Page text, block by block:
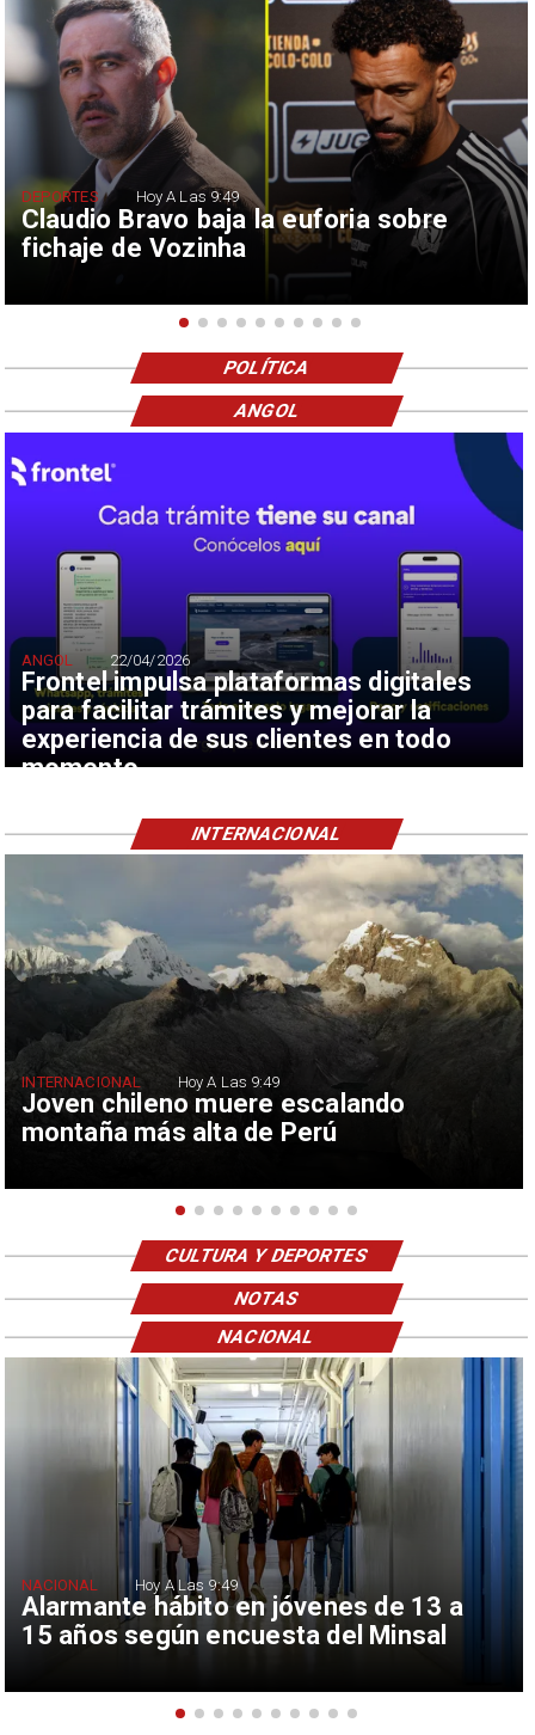
Claudio Bravo baja la euforia sobre
fichaje de Vozinha
DEPORTES Hoy A Las 9:49
POLÍTICA
Frontel impulsa plataformas digitales
para facilitar trámites y mejorar la
experiencia de sus clientes en todo
momento
ANGOL 22/04/2026
ANGOL
Joven chileno muere escalando
montaña más alta de Perú
INTERNACIONAL Hoy A Las 9:49
INTERNACIONAL
CULTURA Y DEPORTES
NOTAS
Alarmante hábito en jóvenes de 13 a
15 años según encuesta del Minsal
NACIONAL Hoy A Las 9:49
NACIONAL